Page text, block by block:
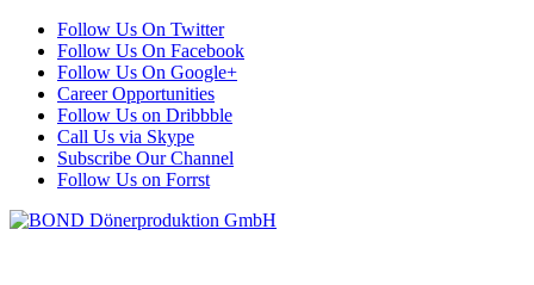
Follow Us On Twitter
Follow Us On Facebook
Follow Us On Google+
Career Opportunities
Follow Us on Dribbble
Call Us via Skype
Subscribe Our Channel
Follow Us on Forrst